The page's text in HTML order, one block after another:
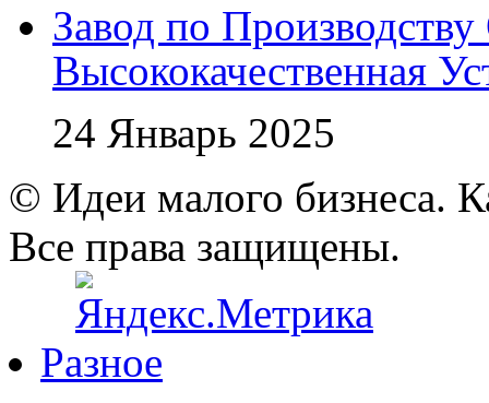
Завод по
Высококачественная
24 Январь 2025
© Идеи малого бизнеса.
Все права защищены.
Разное